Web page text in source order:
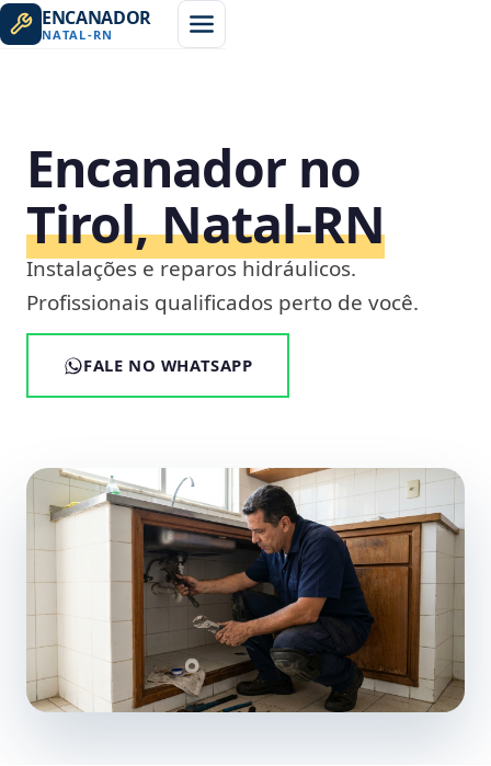
ENCANADOR
NATAL-RN
Encanador no
Tirol, Natal‑RN
Instalações e reparos hidráulicos.
Profissionais qualificados perto de você.
FALE NO WHATSAPP